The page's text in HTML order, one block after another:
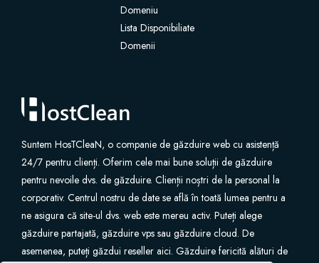
Website Backup
VPN
SEO Tools
Domeniu
Lista Disponibiliate
Domenii
Suntem HosTCleaN, o companie de găzduire web cu asistență
24/7 pentru clienți. Oferim cele mai bune soluții de găzduire
pentru nevoile dvs. de găzduire. Clienții noștri de la personal la
corporativ. Centrul nostru de date se află în toată lumea pentru a
ne asigura că site-ul dvs. web este mereu activ. Puteți alege
găzduire partajată, găzduire vps sau găzduire cloud. De
asemenea, puteți găzdui reseller aici. Găzduire fericită alături de